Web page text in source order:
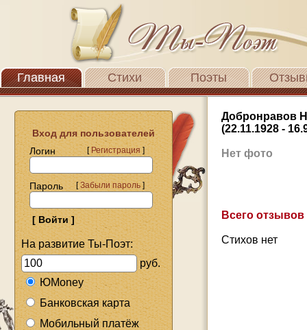
Главная Стихи Поэты
Вход для пользователей
Логин
[Регистрация]
Пароль [Забыли пароль]
На развитие Ты-Поэт:
руб.
ЮMoney
Банковская карта
Мобильный платёж
Добронравов
(22.11.1928 -
Нет фото
Всего
Стихов нет